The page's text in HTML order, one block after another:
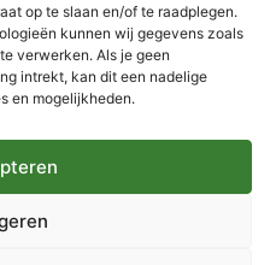
op te slaan en/of te raadplegen.
kunnen wij gegevens zoals
verwerken. Als je geen
intrekt, kan dit een nadelige
en mogelijkheden.